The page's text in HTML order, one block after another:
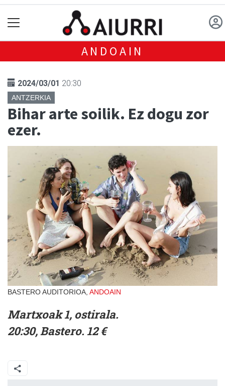
ANDOAIN
2024/03/01 20:30
ANTZERKIA
Bihar arte soilik. Ez dogu zor
ezer.
BASTERO AUDITORIOA, ANDOAIN
Martxoak 1, ostirala.
20:30, Bastero. 12 €